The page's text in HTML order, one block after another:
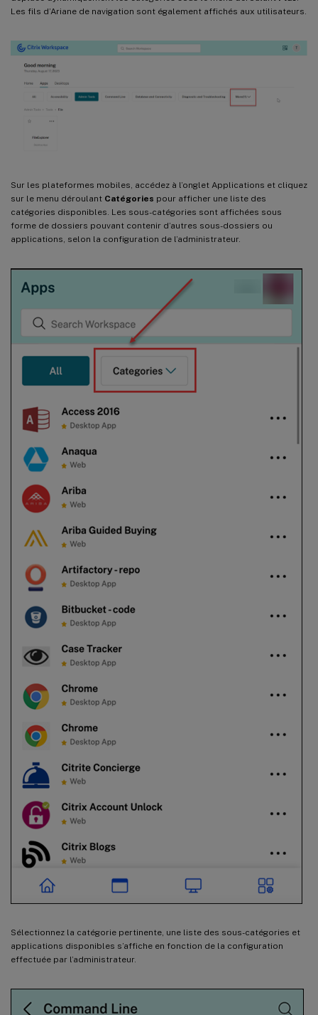
Les fils d’Ariane de navigation sont également affichés aux utilisateurs.
Sur les plateformes mobiles, accédez à l’onglet Applications et cliquez
sur le menu déroulant Catégories pour afficher une liste des
catégories disponibles. Les sous-catégories sont affichées sous
forme de dossiers pouvant contenir d’autres sous-dossiers ou
applications, selon la configuration de l’administrateur.
Sélectionnez la catégorie pertinente, une liste des sous-catégories et
applications disponibles s’affiche en fonction de la configuration
effectuée par l’administrateur.